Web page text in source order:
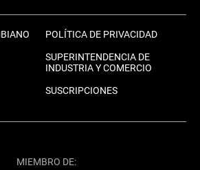
POLÍTICA DE PRIVACIDAD
SUPERINTENDENCIA DE
INDUSTRIA Y COMERCIO
SUSCRIPCIONES
MIEMBRO DE: